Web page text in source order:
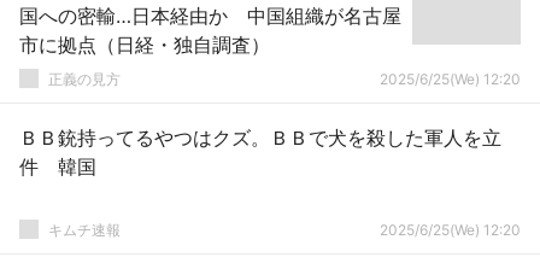
国への密輸…日本経由か 中国組織が名古屋
市に拠点（日経・独自調査）
正義の見方 2025/6/25(We) 12:20
ＢＢ銃持ってるやつはクズ。ＢＢで犬を殺した軍人を立
件 韓国
キムチ速報 2025/6/25(We) 12:20